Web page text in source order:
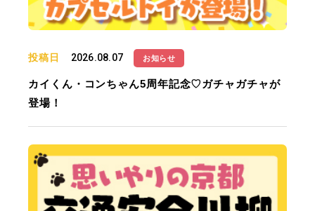
投稿日 2026.08.07 お知らせ
カイくん・コンちゃん5周年記念♡ガチャガチャが
登場！